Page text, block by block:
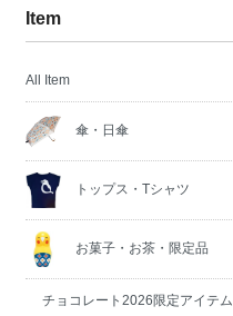
Item
All Item
傘・日傘
トップス・Tシャツ
お菓子・お茶・限定品
チョコレート2026限定アイテム